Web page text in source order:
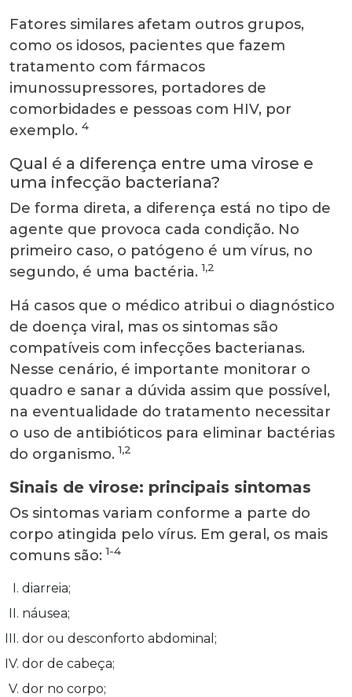
Fatores similares afetam outros grupos,
como os idosos, pacientes que fazem
tratamento com fármacos
imunossupressores, portadores de
comorbidades e pessoas com HIV, por
exemplo. 4
Qual é a diferença entre uma virose e
uma infecção bacteriana?
De forma direta, a diferença está no tipo de
agente que provoca cada condição. No
primeiro caso, o patógeno é um vírus, no
segundo, é uma bactéria. 1,2
Há casos que o médico atribui o diagnóstico
de doença viral, mas os sintomas são
compatíveis com infecções bacterianas.
Nesse cenário, é importante monitorar o
quadro e sanar a dúvida assim que possível,
na eventualidade do tratamento necessitar
o uso de antibióticos para eliminar bactérias
do organismo. 1,2
Sinais de virose: principais sintomas
Os sintomas variam conforme a parte do
corpo atingida pelo vírus. Em geral, os mais
comuns são: 1-4
diarreia;
náusea;
dor ou desconforto abdominal;
dor de cabeça;
dor no corpo;